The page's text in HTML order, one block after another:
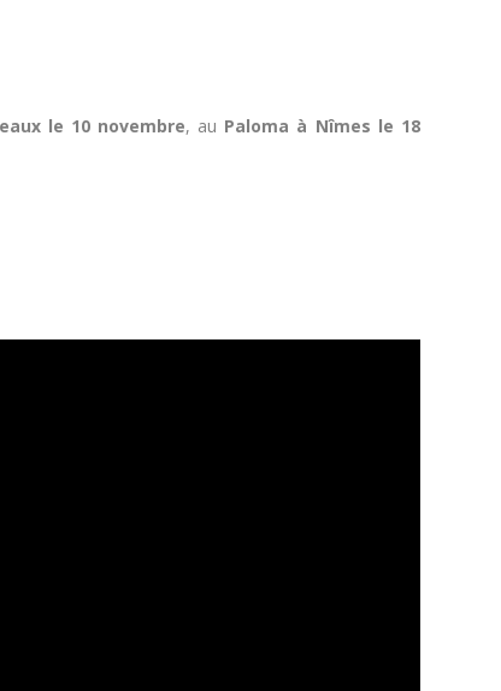
le 10 novembre, au Paloma à Nîmes le 18